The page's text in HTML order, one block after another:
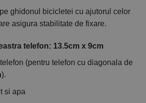
ghidonul bicicletei cu ajutorul celor
asigura stabilitate de fixare.
telefon: 13.5cm x 9cm
(pentru telefon cu diagonala de
).
si apa